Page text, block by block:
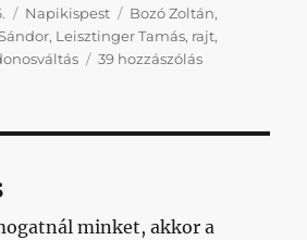
Kategória
Napikispest Címke
Bozó Zoltán,
, Leisztinger Tamás, rajt,
39 hozzászólásHetikispest
minket, akkor a